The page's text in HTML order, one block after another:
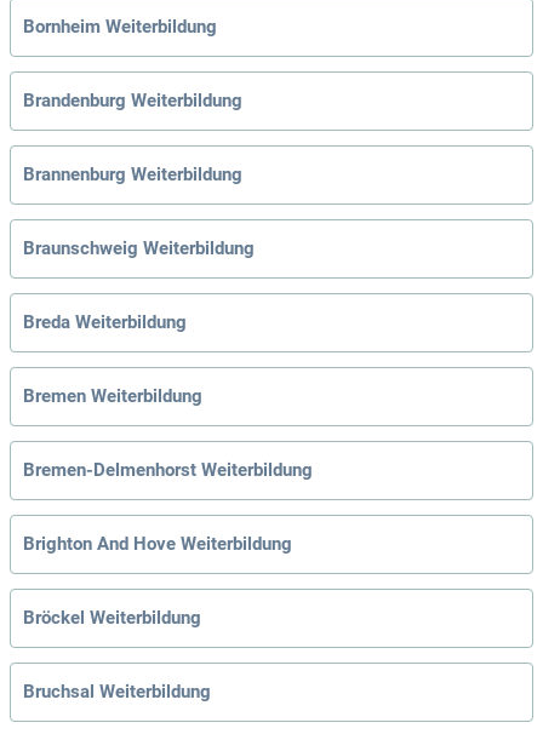
Bornheim Weiterbildung
Brandenburg Weiterbildung
Brannenburg Weiterbildung
Braunschweig Weiterbildung
Breda Weiterbildung
Bremen Weiterbildung
Bremen-Delmenhorst Weiterbildung
Brighton And Hove Weiterbildung
Bröckel Weiterbildung
Bruchsal Weiterbildung